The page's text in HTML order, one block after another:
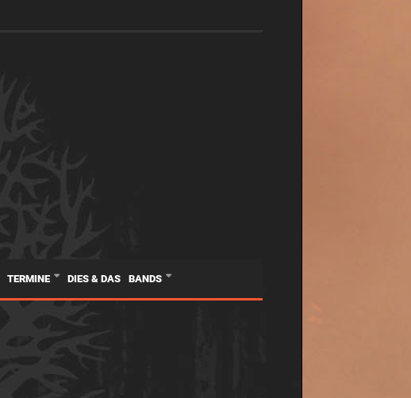
TERMINE DIES & DAS BANDS